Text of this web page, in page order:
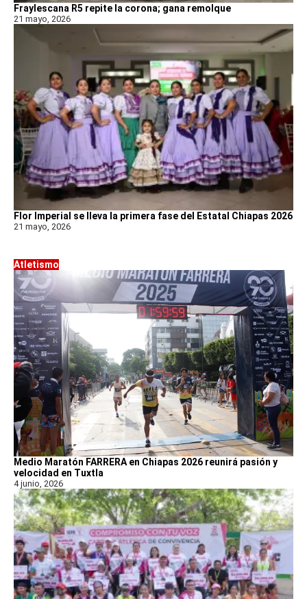
Fraylescana R5 repite la corona; gana remolque
21 mayo, 2026
Flor Imperial se lleva la primera fase del Estatal Chiapas 2026
21 mayo, 2026
Atletismo
Medio Maratón FARRERA en Chiapas 2026 reunirá pasión y
velocidad en Tuxtla
4 junio, 2026